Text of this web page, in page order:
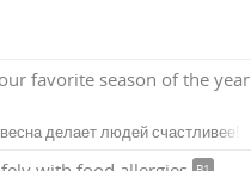
favorite season of the year
делает людей счастливее!